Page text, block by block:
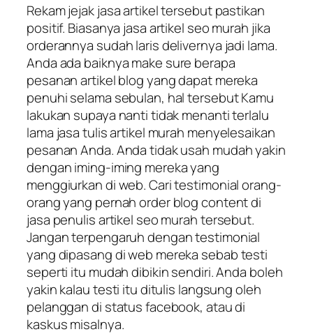
Rekam jejak jasa artikel tersebut pastikan
positif. Biasanya jasa artikel seo murah jika
orderannya sudah laris delivernya jadi lama.
Anda ada baiknya make sure berapa
pesanan artikel blog yang dapat mereka
penuhi selama sebulan, hal tersebut Kamu
lakukan supaya nanti tidak menanti terlalu
lama jasa tulis artikel murah menyelesaikan
pesanan Anda. Anda tidak usah mudah yakin
dengan iming-iming mereka yang
menggiurkan di web. Cari testimonial orang-
orang yang pernah order blog content di
jasa penulis artikel seo murah tersebut.
Jangan terpengaruh dengan testimonial
yang dipasang di web mereka sebab testi
seperti itu mudah dibikin sendiri. Anda boleh
yakin kalau testi itu ditulis langsung oleh
pelanggan di status facebook, atau di
kaskus misalnya.